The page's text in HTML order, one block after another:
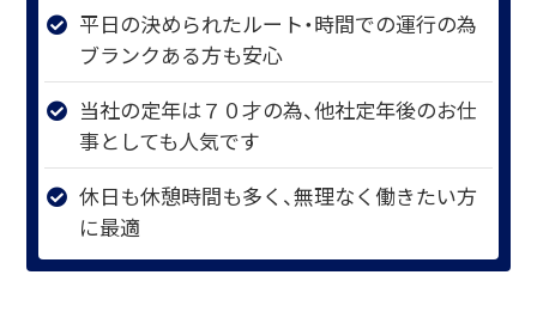
平日の決められたルート・時間での運行の為
ブランクある方も安心
当社の定年は７０才の為、他社定年後のお仕
事としても人気です
休日も休憩時間も多く、無理なく働きたい方
に最適